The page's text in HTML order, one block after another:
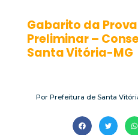
Gabarito da
Preliminar –
Santa Vitória-MG
PorPrefeitura de Santa